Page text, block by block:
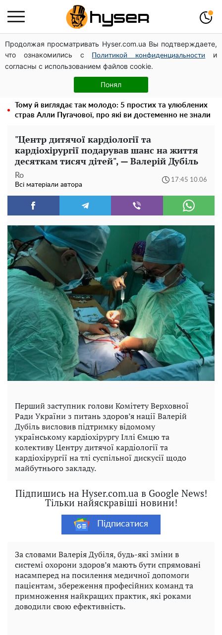
Продолжая просматривать Hyser.com.ua Вы подтверждаете,
что ознакомились с
Политикой конфиденциальности
и
согласны с использованием файлов cookie.
Понял
Дрони із націнкою: Олександр Конотопський вивів
мільйони оборонного бюджету через фіктивну фірму в
Естонії
Олена Тополя злив відео – це далеко не все: фронтмен
"Антитіла" Тарас Тополя став наступним
Тому й виглядає так молодо: 5 простих та улюблених
страв Алли Пугачової, про які ви достеменно не знали
"Центр дитячої кардіології та
кардіохірургії подарував шанс на життя
десяткам тисяч дітей", — Валерій Дубіль
Ro
Всі матеріали автора
17:45 10.06
Перший заступник голови Комітету Верховної
Ради України з питань здоров’я нації Валерій
Дубіль висловив підтримку відомому
українському кардіохірургу Іллі Ємцю та
колективу Центру дитячої кардіології та
кардіохірургії на тлі суспільної дискусії щодо
майбутнього закладу.
Підпишись на Hyser.com.ua в Google News!
Тільки найяскравіші новини!
Підписатися
За словами Валерія Дубіля, будь-які зміни в
системі охорони здоров’я мають бути спрямовані
насамперед на посилення медичної допомоги
пацієнтам, збереження професійних команд та
примноження найкращих практик, які роками
доводили свою ефективність.